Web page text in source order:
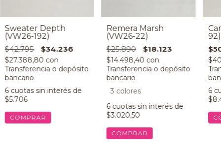
Sweater Depth
(VW26-192)
$42.795
$34.236
$27.388,80 con
6 cuotas sin interés de
$5.706
COMPRAR
Remera Marsh
(VW26-22)
$25.890
$18.123
$14.498,40 con
3 colores
6 cuotas sin interés de
$3.020,50
COMPRAR
92)
6